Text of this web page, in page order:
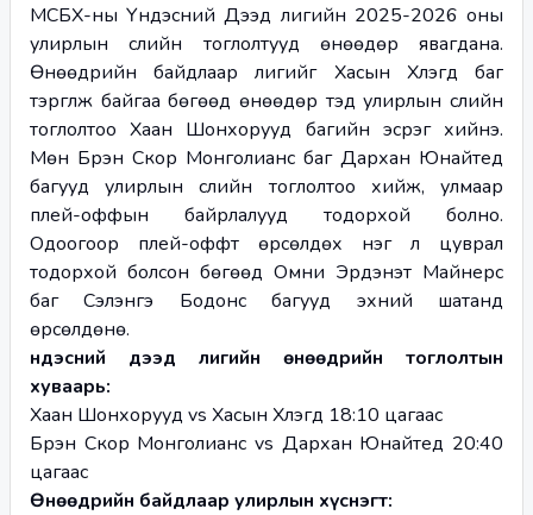
МСБХ-ны Үндэсний Дээд лигийн 2025-2026 оны
улирлын сүүлийн тоглолтууд өнөөдөр явагдана.
Өнөөдрийн байдлаар лигийг Хасын Хүлэгүүд баг
тэргүүлж байгаа бөгөөд өнөөдөр тэд улирлын сүүлийн
тоглолтоо Хаан Шонхорууд багийн эсрэг хийнэ.
Мөн Бүрэн Скор Монголианс баг Дархан Юнайтед
багууд улирлын сүүлийн тоглолтоо хийж, улмаар
плей-оффын байрлалууд тодорхой болно.
Одоогоор плей-оффт өрсөлдөх нэг л цуврал
тодорхой болсон бөгөөд Омни Эрдэнэт Майнерс
баг Сэлэнгэ Бодонс багууд эхний шатанд
өрсөлдөнө.
Үндэсний дээд лигийн өнөөдрийн тоглолтын
хуваарь:
Хаан Шонхорууд vs Хасын Хүлэгүүд 18:10 цагаас
Бүрэн Скор Монголианс vs Дархан Юнайтед 20:40
цагаас
Өнөөдрийн байдлаар улирлын хүснэгт: